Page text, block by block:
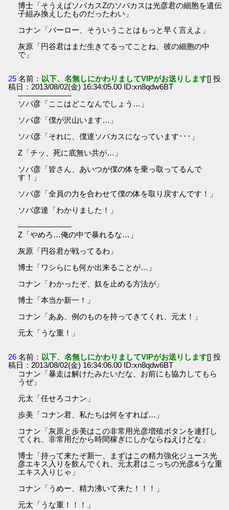
博士「そうえばソバカスZのソバカスは光彦君の細胞を遺伝
子組み換えしたものだったわい」
コナン「バーロー、そういうことはもっと早く言えよ」
灰原「円谷君はまだ生きてるってことね、彼の細胞の中
で」
25 名前： 以下、名無しにかわりましてVIPがお送りします[] 投
稿日：2013/08/02(金) 16:34:05.00 ID:xn8qdw6BT
―――――――
ソバ彦「ここはどこなんでしょう…」
ソバ彦「僕が沢山います…」
ソバ彦「それに、僕達ソバカスになっています･･･」
Z「チッ、死に底無い共が…」
ソバ彦「皆さん、あいつが僕の体を乗っ取ってるんで
す！」
ソバ彦「全員の力を合わせて僕の体を取り戻すんです！」
ソバ彦達「わかりました！」
―――――――
Z「やめろ…俺の中で暴れるな…」
灰原「円谷君が戦ってるわ」
博士「ワシらにも何か出来ることが…」
コナン「わかったぞ、奴を止める方法が」
博士「本当か新一！」
コナン「ああ、例のものを持ってきてくれ、元太！」
元太「うな重！」
26 名前： 以下、名無しにかわりましてVIPがお送りします[] 投
稿日：2013/08/02(金) 16:34:06.00 ID:xn8qdw6BT
コナン「暴走は解けたみたいだな、お前にも協力してもら
うぜ」
元太「任せろコナン」
歩美「コナン君、私たちは何をすれば…」
コナン「灰原と歩美はこの非常用光彦増殖ボタンを連打し
てくれ、非常用だから時間稼ぎにしかならねえけどな」
博士「持って来たぞ新一、まずはこの精力強化ジュース光
彦エキス入りを飲んでくれ、元太君はこっちの光彦&うな重
エキス入りじゃ」
コナン「うめー、精力沸いて来た！！！」
元太「うな重！！！」